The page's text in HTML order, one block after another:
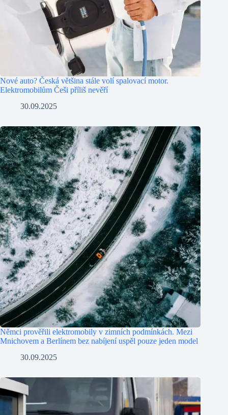
Nové auto? Česká většina stále volí spalovací motor.
Elektromobilům Češi příliš nevěří
30.09.2025
Němci prověřili elektromobily v zimních podmínkách. Mezi
Mnichovem a Berlínem bez nabíjení uspěl pouze jeden model
30.09.2025